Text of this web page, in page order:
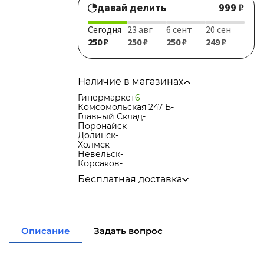
давай делить 999 ₽
Сегодня
250 ₽
23 авг
250 ₽
6 сент
250 ₽
20 сен
249 ₽
Наличие в магазинах
Гипермаркет6
Комсомольская 247 Б-
Главный Склад-
Поронайск-
Долинск-
Холмск-
Невельск-
Корсаков-
Бесплатная доставка
от 35 000р
в город Поронайск при покупке
Описание Задать вопрос